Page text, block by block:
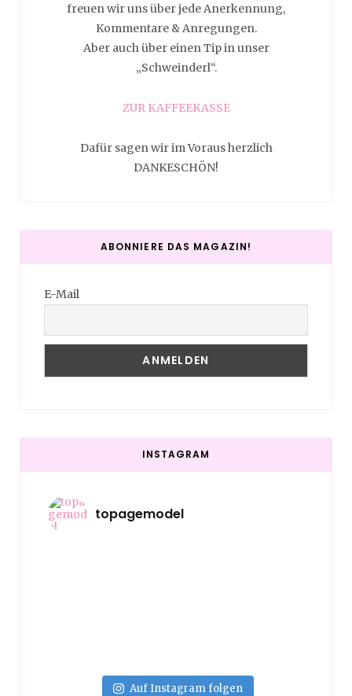
freuen wir uns über jede Anerkennung,
Kommentare & Anregungen.
Aber auch über einen Tip in unser
„Schweinderl“.
ZUR KAFFEEKASSE
Dafür sagen wir im Voraus herzlich
DANKESCHÖN!
ABONNIERE DAS MAGAZIN!
E-Mail
INSTAGRAM
topagemodel
Auf Instagram folgen